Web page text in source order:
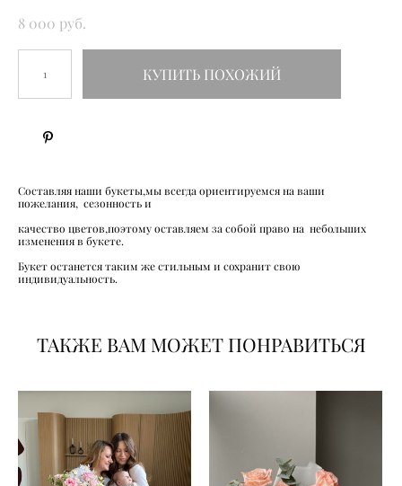
8 000 pуб.
КУПИТЬ ПОХОЖИЙ
Составляя наши букеты,мы всегда ориентируемся на ваши
пожелания, сезонность и
качество цветов,поэтому оставляем за собой право на небольших
изменения в букете.
Букет останется таким же стильным и сохранит свою
индивидуальность.
ТАКЖЕ ВАМ МОЖЕТ ПОНРАВИТЬСЯ